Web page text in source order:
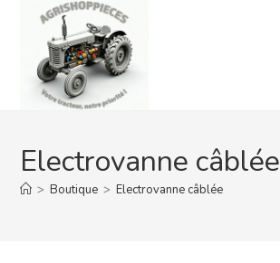
content
Electrovanne câblée
> Boutique > Electrovanne câblée